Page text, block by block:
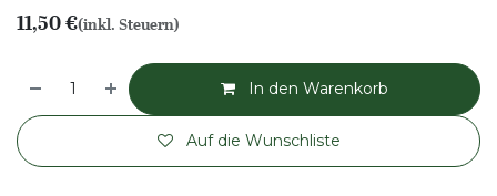
11,50€(inkl. Steuern)
In den Warenkorb
Auf die Wunschliste